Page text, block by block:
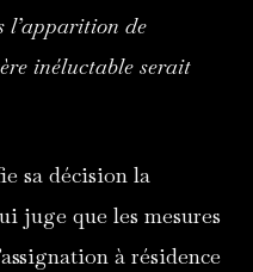
l’apparition de
inéluctable serait
sa décision la
juge que les mesures
à résidence